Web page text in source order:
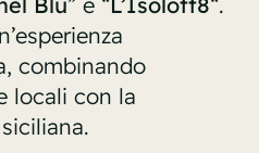
combinando
locali con la